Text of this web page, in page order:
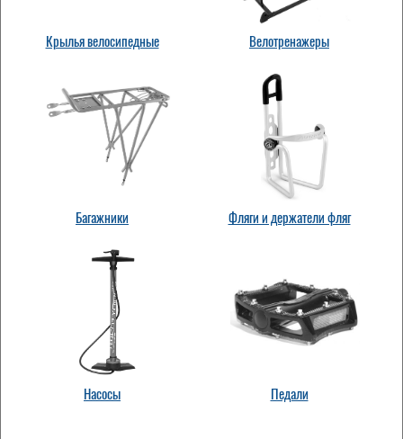
Крылья велосипедные Велотренажеры
Багажники Фляги и держатели фляг
Насосы Педали